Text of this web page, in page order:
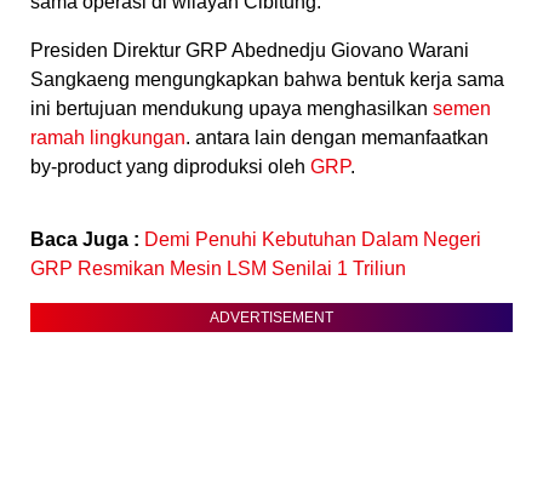
Presiden Direktur GRP Abednedju Giovano Warani
Sangkaeng mengungkapkan bahwa bentuk kerja sama
ini bertujuan mendukung upaya menghasilkan semen
ramah lingkungan. antara lain dengan memanfaatkan
by-product yang diproduksi oleh GRP.
Baca Juga : Demi Penuhi Kebutuhan Dalam Negeri
GRP Resmikan Mesin LSM Senilai 1 Triliun
ADVERTISEMENT